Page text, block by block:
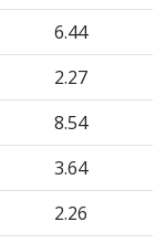
6.44
2.27
8.54
3.64
2.26